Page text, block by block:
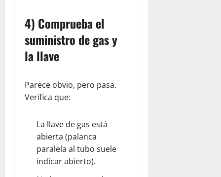
4) Comprueba el
suministro de gas y
la llave
Parece obvio, pero pasa.
Verifica que:
La llave de gas está
abierta (palanca
paralela al tubo suele
indicar abierto).